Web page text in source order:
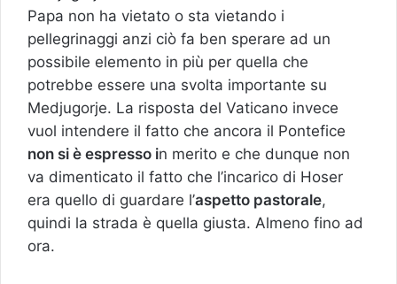
Papa non ha vietato o sta vietando i
pellegrinaggi anzi ciò fa ben sperare ad un
possibile elemento in più per quella che
potrebbe essere una svolta importante su
Medjugorje. La risposta del Vaticano invece
vuol intendere il fatto che ancora il Pontefice
non si è espresso in merito e che dunque non
va dimenticato il fatto che l’incarico di Hoser
era quello di guardare l’aspetto pastorale,
quindi la strada è quella giusta. Almeno fino ad
ora.